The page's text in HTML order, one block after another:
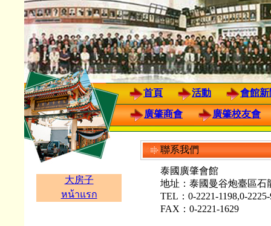
廣肇商會 廣肇校友會
首頁 活動 會館新
聯系我們
泰國廣肇會館
地址：泰國曼谷炮臺區石
TEL：0-2221-1198,0-
FAX：0-2221-1629
大房子
หน้าแรก